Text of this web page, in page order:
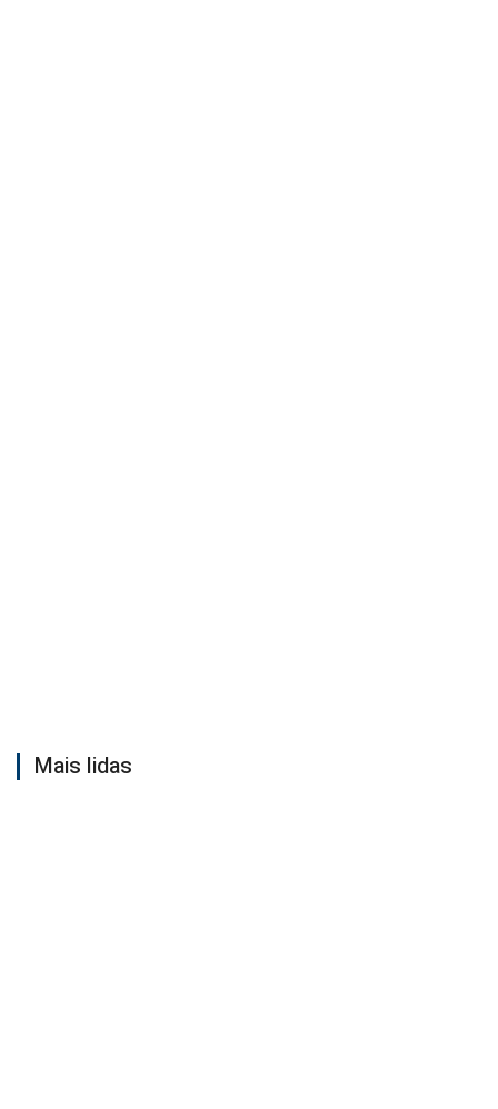
Mais lidas